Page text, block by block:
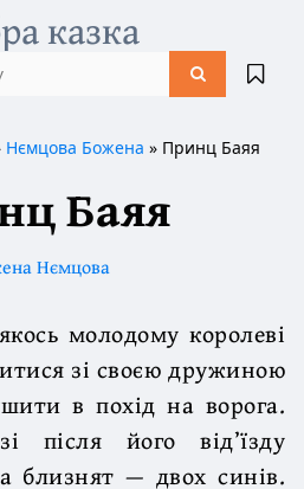
казка
Нємцова Божена » Принц Баяя
Баяя
Нємцова
молодому королеві
зі своєю дружиною
в похід на ворога.
після його від’їзду
близнят — двох синів.